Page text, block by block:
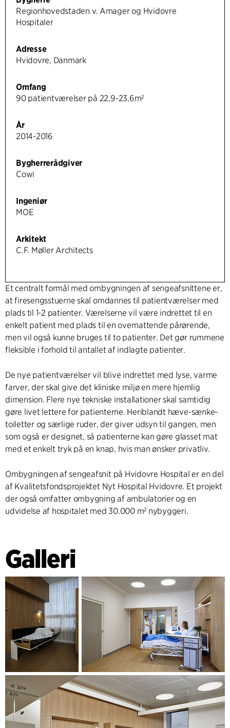
Regionhovedstaden v. Amager og Hvidovre
Hospitaler
Adresse
Hvidovre, Danmark
Omfang
90 patientværelser på 22,9-23,6m²
År
2014-2016
Bygherrerådgiver
Cowi
Ingeniør
MOE
Arkitekt
C.F. Møller Architects
Et centralt formål med ombygningen af sengeafsnittene er,
at firesengsstuerne skal omdannes til patientværelser med
plads til 1-2 patienter. Værelserne vil være indrettet til en
enkelt patient med plads til en overnattende pårørende,
men vil også kunne bruges til to patienter. Det gør rummene
fleksible i forhold til antallet af indlagte patienter.
De nye patientværelser vil blive indrettet med lyse, varme
farver, der skal give det kliniske miljø en mere hjemlig
dimension. Flere nye tekniske installationer skal samtidig
gøre livet lettere for patienterne. Heriblandt hæve-sænke-
toiletter og særlige ruder, der giver udsyn til gangen, men
som også er designet, så patienterne kan gøre glasset mat
med et enkelt tryk på en knap, hvis man ønsker privatliv.
Ombygningen af sengeafsnit på Hvidovre Hospital er en del
af Kvalitetsfondsprojektet Nyt Hospital Hvidovre. Et projekt
der også omfatter ombygning af ambulatorier og en
udvidelse af hospitalet med 30.000 m² nybyggeri.
Galleri